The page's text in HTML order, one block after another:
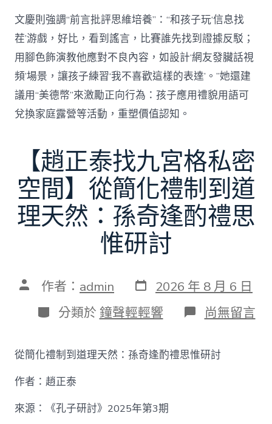
文慶則強調“前言批評思維培養”：“和孩子玩‘信息找
茬’游戲，好比，看到謠言，比賽誰先找到證據反駁；
用腳色飾演教他應對不良內容，如設計‘網友發臟話視
頻’場景，讓孩子練習‘我不喜歡這樣的表達’。”她還建
議用“美德幣”來激勵正向行為：孩子應用禮貌用語可
兌換家庭露營等活動，重塑價值認知。
【趙正泰找九宮格私密
空間】從簡化禮制到道
理天然：孫奇逢酌禮思
惟研討
文 作者： admin 發
表
日
期
2026 年 8 月 6 日
分
類
分類於 鐘聲輕輕響 在
〈【趙
泰
找
尚無留言
從簡化禮制到道理天然：孫奇逢酌禮思惟研討
作者：趙正泰
來源：《孔子研討》2025年第3期